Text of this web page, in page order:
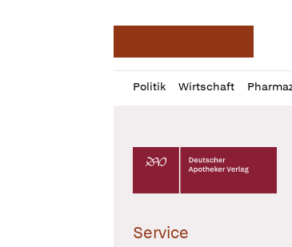
Politik Wirtschaft
Profil
öffnen
Daz
Pur
Deutscher Apotheker
Service